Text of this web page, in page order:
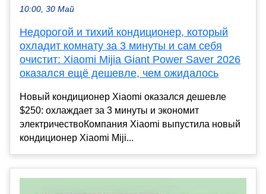
10:00, 30 Май
Недорогой и тихий кондиционер, который
охладит комнату за 3 минуты и сам себя
очистит: Xiaomi Mijia Giant Power Saver 2026
оказался ещё дешевле, чем ожидалось
Новый кондиционер Xiaomi оказался дешевле
$250: охлаждает за 3 минуты и экономит
электричествоКомпания Xiaomi выпустила новый
кондиционер Xiaomi Miji...